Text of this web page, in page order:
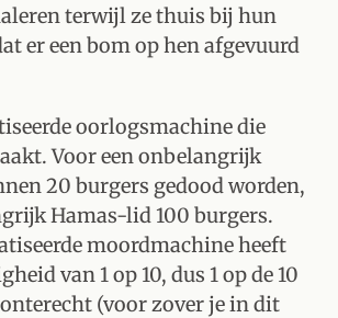
terwijl ze thuis bij hun
er een bom op hen afgevuurd
oorlogsmachine die
Voor een onbelangrijk
20 burgers gedood worden,
Hamas-lid 100 burgers.
moordmachine heeft
van 1 op 10, dus 1 op de 10
(voor zover je in dit